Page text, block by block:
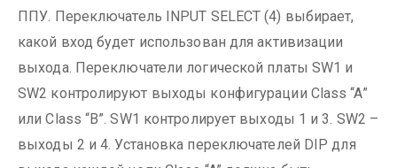
ППУ. Переключатель INPUT SELECT (4) выбирает,
какой вход будет использован для активизации
выхода. Переключатели логической платы SW1 и
SW2 контролируют выходы конфигурации Class “A”
или Class “B”. SW1 контролирует выходы 1 и 3. SW2 –
выходы 2 и 4. Установка переключателей DIP для